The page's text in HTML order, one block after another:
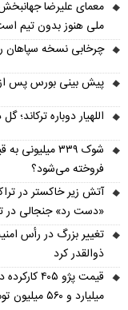
ملی هنوز بدون تیم
چرخابی نسخه سپاهان
پیش‌ بینی بورس پس از خروج ۶.۸ همت پول؛
اللهیار دوباره ترکاند؛ گل دقیقه ۹۰ ستاره ایرانی و
شوک ۳۳۹
فروخته می‌شود؟
آتش زیر خاکستر در
«دست رد» جنجالی در
تغییر بزرگ در رأس
ذوالقدر کرد
میلیارد و ۵۶۰ میلیون تومان